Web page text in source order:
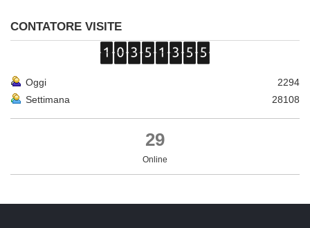
CONTATORE VISITE
Oggi
2294
Settimana
28108
29
Online